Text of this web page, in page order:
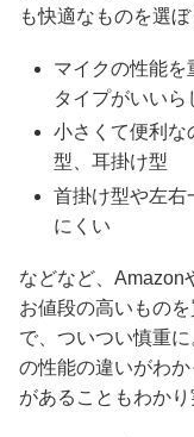
も快適なものを選
マイクの性能を
タイプがいいら
小さくて便利な
型、耳掛け型
首掛け型や左右
にくい
などなど、Amazon
お値段の高いもの
で、ついつい慎重
の性能の違いがわ
があることもわかり